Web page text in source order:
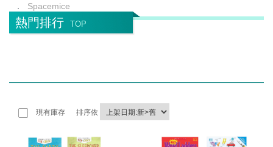
Spacemice
熱門排行 TOP
現有庫存 排序依